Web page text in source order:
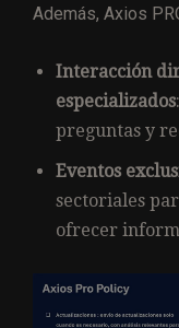
Además, Axios
Interacción
especializados
preguntas y
Eventos
sectoriales
ofrecer